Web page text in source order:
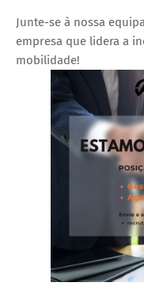
Junte-se à nossa
empresa que lidera a
mobilidade!